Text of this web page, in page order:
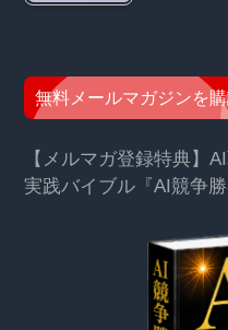
無料メールマガジンを
【メルマガ登録特典】
実践バイブル『AI競争